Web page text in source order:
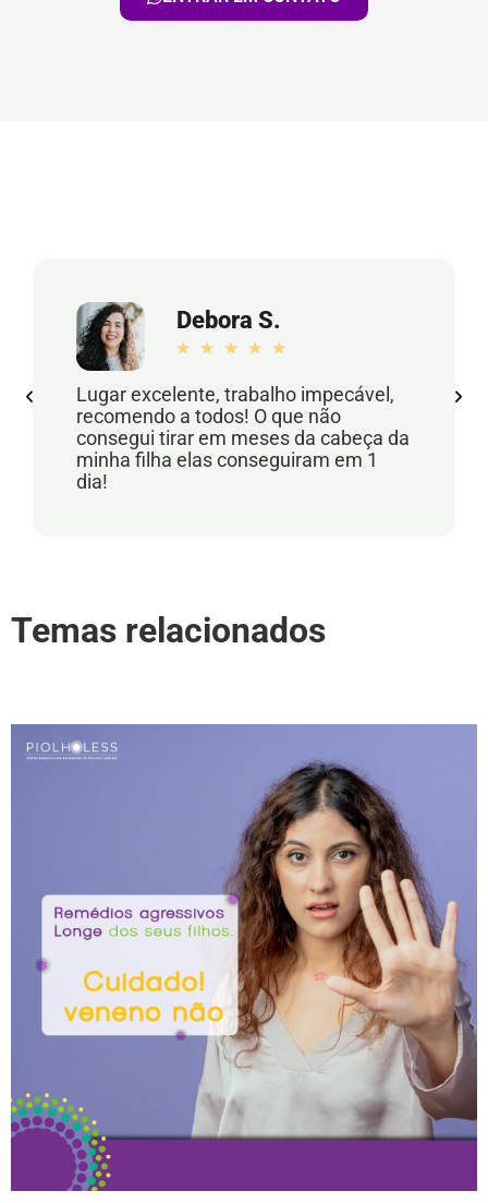
Debora S.
★ ★ ★ ★ ★
Lugar excelente, trabalho impecável,
recomendo a todos! O que não
consegui tirar em meses da cabeça da
minha filha elas conseguiram em 1
dia!
Temas relacionados